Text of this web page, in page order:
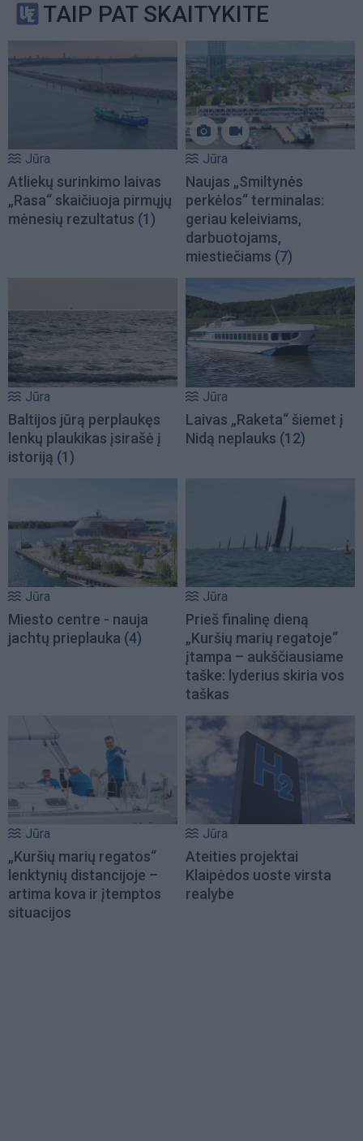
TAIP PAT SKAITYKITE
Jūra
Atliekų surinkimo laivas
„Rasa“ skaičiuoja pirmųjų
mėnesių rezultatus (1)
Jūra
Naujas „Smiltynės
perkėlos“ terminalas:
geriau keleiviams,
darbuotojams,
miestiečiams (7)
Jūra
Baltijos jūrą perplaukęs
lenkų plaukikas įsirašė į
istoriją (1)
Jūra
Laivas „Raketa“ šiemet į
Nidą neplauks (12)
Jūra
Miesto centre - nauja
jachtų prieplauka (4)
Jūra
Prieš finalinę dieną
„Kuršių marių regatoje“
įtampa – aukščiausiame
taške: lyderius skiria vos
taškas
Jūra
„Kuršių marių regatos“
lenktynių distancijoje –
artima kova ir įtemptos
situacijos
Jūra
Ateities projektai
Klaipėdos uoste virsta
realybe